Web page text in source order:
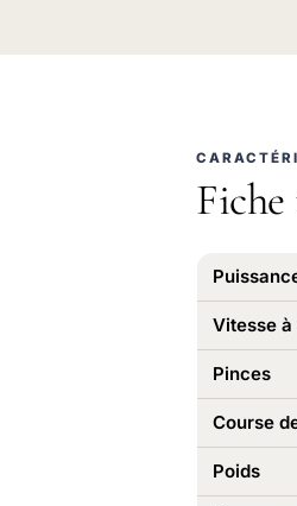
Vitesse
Pinces
Course
Poids